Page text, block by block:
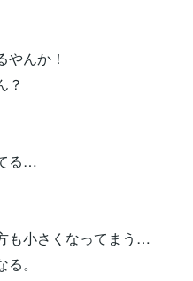
やんか！
？
る…
も小さくなってまう…
。